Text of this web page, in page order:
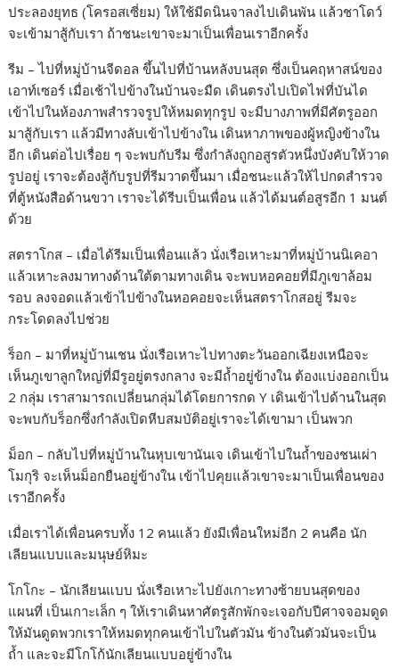
ประลองยุทธ (โครอสเซี่ยม) ให้ใช้มีดนินจาลงไปเดินพัน แล้วชาโดว์
จะเข้ามาสู้กับเรา ถ้าชนะเขาจะมาเป็นเพื่อนเราอีกครั้ง
รีม – ไปที่หมู่บ้านจีดอล ขึ้นไปที่บ้านหลังบนสุด ซึ่งเป็นคฤหาสน์ของ
เอาท์เซอร์ เมื่อเช้าไปข้างในบ้านจะมืด เดินตรงไปเปิดไฟที่บันได
เข้าไปในห้องภาพสำรวจรูปให้หมดทุกรูป จะมีบางภาพที่มีศัตรูออก
มาสู้กับเรา แล้วมีทางลับเข้าไปข้างใน เดินหาภาพของผู้หญิงข้างใน
อีก เดินต่อไปเรื่อย ๆ จะพบกับรีม ซึ่งกำลังถูกอสูรตัวหนึ่งบังคับให้วาด
รูปอยู่ เราจะต้องสู้กับรูปที่รีมวาดขึ้นมา เมื่อชนะแล้วให้ไปกดสำรวจ
ที่ตู้หนังสือด้านขวา เราจะได้รีบเป็นเพื่อน แล้วได้มนต์อสูรอีก 1 มนต์
ด้วย
สตราโกส – เมื่อได้รีมเป็นเพื่อนแล้ว นั่งเรือเหาะมาที่หมู่บ้านนิเคอา
แล้วเหาะลงมาทางด้านใต้ตามทางเดิน จะพบหอคอยที่มีภูเขาล้อม
รอบ ลงจอดแล้วเข้าไปข้างในหอคอยจะเห็นสตราโกสอยู่ รีมจะ
กระโดดลงไปช่วย
ร็อก – มาที่หมู่บ้านเชน นั่งเรือเหาะไปทางตะวันออกเฉียงเหนือจะ
เห็นภูเขาลูกใหญ่ที่มีรูอยู่ตรงกลาง จะมีถ้ำอยู่ข้างใน ต้องแบ่งออกเป็น
2 กลุ่ม เราสามารถเปลี่ยนกลุ่มได้โดยการกด Y เดินเข้าไปด้านในสุด
จะพบกับร็อกซึ่งกำลังเปิดหีบสมบัติอยู่เราจะได้เขามา เป็นพวก
ม็อก – กลับไปที่หมู่บ้านในหุบเขานันเจ เดินเข้าไปในถ้ำของชนเผ่า
โมกุริ จะเห็นม็อกยืนอยู่ข้างใน เข้าไปคุยแล้วเขาจะมาเป็นเพื่อนของ
เราอีกครั้ง
เมื่อเราได้เพื่อนครบทั้ง 12 คนแล้ว ยังมีเพื่อนใหม่อีก 2 คนคือ นัก
เลียนแบบและมนุษย์หิมะ
โกโกะ – นักเลียนแบบ นั่งเรือเหาะไปยังเกาะทางซ้ายบนสุดของ
แผนที่ เป็นเกาะเล็ก ๆ ให้เราเดินหาศัตรูสักพักจะเจอกับปีศาจจอมดูด
ให้มันดูดพวกเราให้หมดทุกคนเข้าไปในตัวมัน ข้างในตัวมันจะเป็น
ถ้ำ และจะมีโกโก้นักเลียนแบบอยู่ข้างใน